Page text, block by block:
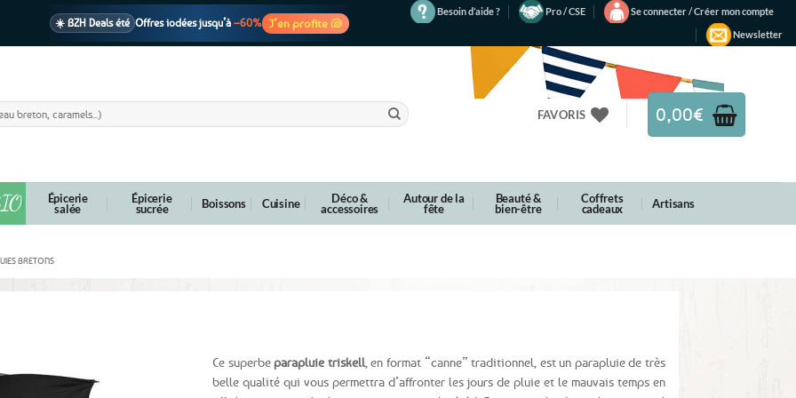
☀️ BZH Deals été Offres iodées jusqu’à –60% J’en profite 🐚
Besoin d’aide ? Pro / CSE
Se connecter / Créer mon compte
Newsletter
FAVORIS 0,00€
Épicerie
salée
Épicerie
sucrée Boissons Cuisine Déco &
accessoires
Autour de la
fête
Beauté &
bien-être
Coffrets
cadeaux Artisans
BRETONS
Ce superbeparapluie triskell, en format “canne” traditionnel, est un parapluie de très
belle qualité qui vous permettra d’affronter les jours de pluie et le mauvais temps en